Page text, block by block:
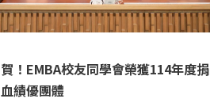
賀！EMBA校友同學會榮獲114年度捐
血績優團體